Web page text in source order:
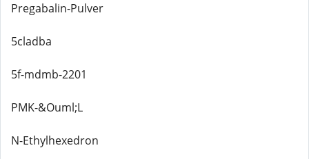
Pregabalin-Pulver
5cladba
5f-mdmb-2201
PMK-&Ouml;L
N-Ethylhexedron